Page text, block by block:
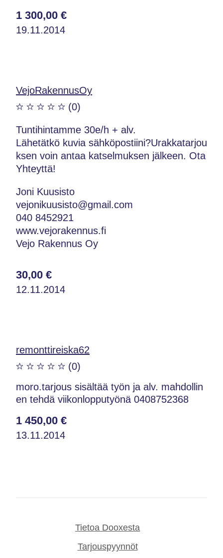
1 300,00 €
19.11.2014
VejoRakennusOy
(0)
Tuntihintamme 30e/h + alv.
Lähetätkö kuvia sähköpostiini?Urakkatarjou
ksen voin antaa katselmuksen jälkeen. Ota
Yhteyttä!
Joni Kuusisto
vejonikuusisto@gmail.com
040 8452921
www.vejorakennus.fi
Vejo Rakennus Oy
30,00 €
12.11.2014
remonttireiska62
(0)
moro.tarjous sisältää työn ja alv. mahdollin
en tehdä viikonlopputyönä 0408752368
1 450,00 €
13.11.2014
Tietoa Dooxesta
Tarjouspyynnöt